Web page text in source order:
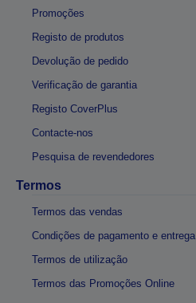
Promoções
Registo de produtos
Devolução de pedido
Verificação de garantia
Registo CoverPlus
Contacte-nos
Pesquisa de revendedores
Termos
Termos das vendas
Condições de pagamento e entrega
Termos de utilização
Termos das Promoções Online